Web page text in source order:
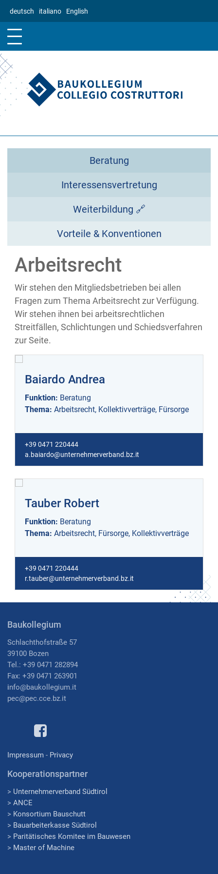
zum
deutsch italiano English
Beratung
Interessensvertretung
Weiterbildung 🔗
Vorteile & Konventionen
Arbeitsrecht
Wir stehen den Mitgliedsbetrieben bei allen
Fragen zum Thema Arbeitsrecht zur Verfügung.
Wir stehen ihnen bei arbeitsrechtlichen
Streitfällen, Schlichtungen und Schiedsverfahren
zur Seite.
Baiardo Andrea
Funktion: Beratung
Thema: Arbeitsrecht, Kollektivverträge, Fürsorge
+39 0471 220444
a.baiardo@unternehmerverband.bz.it
Tauber Robert
Funktion: Beratung
Thema: Arbeitsrecht, Fürsorge, Kollektivverträge
+39 0471 220444
r.tauber@unternehmerverband.bz.it
Baukollegium
Schlachthofstraße 57
39100 Bozen
Tel.: +39 0471 282894
Fax: +39 0471 263901
info@baukollegium.it
pec@pec.cce.bz.it
Impressum - Privacy
Kooperationspartner
> Unternehmerverband Südtirol
> ANCE
> Konsortium Bauschutt
> Bauarbeiterkasse Südtirol
> Paritätisches Komitee im Bauwesen
> Master of Machine